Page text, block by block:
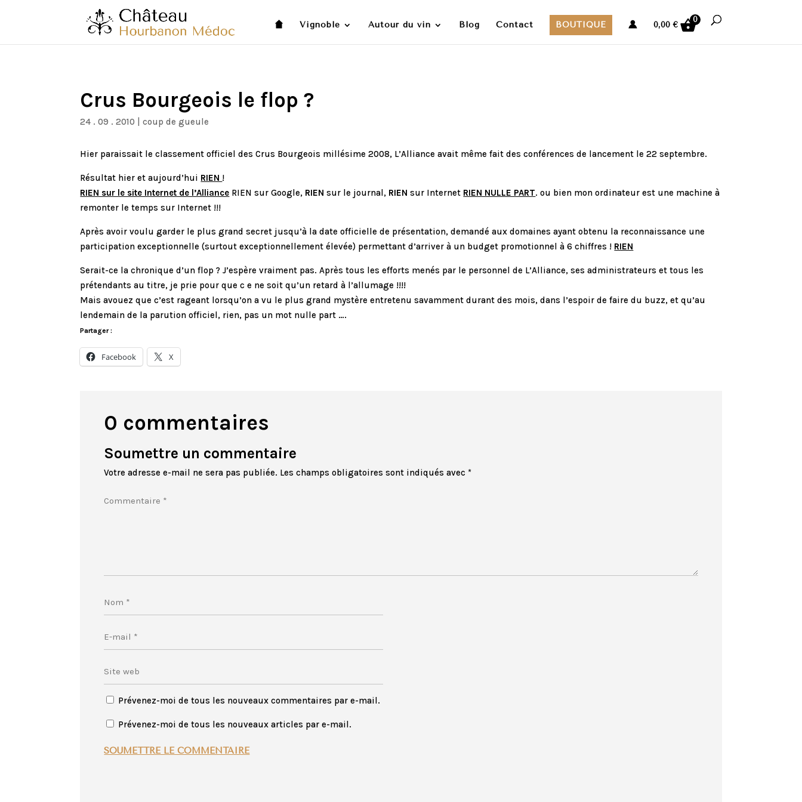
Vignoble Autour du vin Blog Contact BOUTIQUE 0,00€
0
Crus Bourgeois le flop ?
24 . 09 . 2010 |coup de gueule
Hier paraissait le classement officiel des Crus Bourgeois millésime 2008, L’Alliance avait même fait des conférences de lancement le 22 septembre.
Résultat hier et aujourd’hui RIEN !
RIEN sur le site Internet de l’Alliance RIEN sur Google, RIENsur le journal, RIENsur Internet RIEN NULLE PART. ou bien mon ordinateur est une machine à
remonter le temps sur Internet !!!
Après avoir voulu garder le plus grand secret jusqu’à la date officielle de présentation, demandé aux domaines ayant obtenu la reconnaissance une
participation exceptionnelle (surtout exceptionnellement élevée) permettant d’arriver à un budget promotionnel à 6 chiffres ! RIEN
Serait-ce la chronique d’un flop ? J’espère vraiment pas. Après tous les efforts menés par le personnel de L’Alliance, ses administrateurs et tous les
prétendants au titre, je prie pour que c e ne soit qu’un retard à l’allumage !!!!
Mais avouez que c’est rageant lorsqu’on a vu le plus grand mystère entretenu savamment durant des mois, dans l’espoir de faire du buzz, et qu’au
lendemain de la parution officiel, rien, pas un mot nulle part ….
Partager :
Facebook X
0 commentaires
Soumettre un commentaire
Votre adresse e-mail ne sera pas publiée. Les champs obligatoires sont indiqués avec *
Prévenez-moi de tous les nouveaux commentaires par e-mail.
Prévenez-moi de tous les nouveaux articles par e-mail.
SOUMETTRE LE COMMENTAIRE